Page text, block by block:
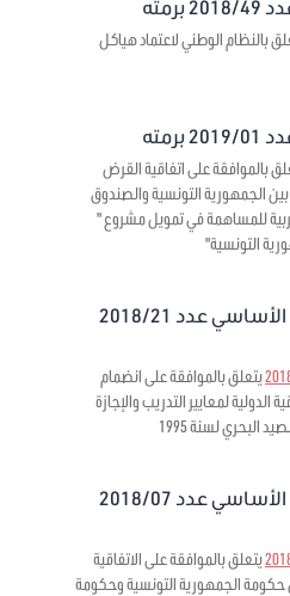
بالنظام الوطني لاعتماد هياكل
بالموافقة على اتفاقية القرض
المبرمة بتاريخ 25 ديسمبر 2018 بين الجمهورية التونسية والصندوق
للمساهمة في تمويل مشروع "
التونسية"
مشروع القانون الأساسي عدد 2018/21
يتعلق بالموافقة على انضمام
الدولية لمعايير التدريب والإجازة
البحري لسنة 1995
مشروع القانون الأساسي عدد 2018/07
يتعلق بالموافقة على الاتفاقية
بتاريخ 13 ماي 2017 بين حكومة الجمهورية التونسية وحكومة